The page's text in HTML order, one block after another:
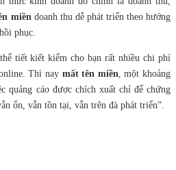
miềndoanh thu dễ phát triển theo hướng
phục.
tiết kiết kiểm cho bạn rất nhiều chi phí
Thì nay mất tên miền, một khoảng
quảng cáo được chích xuất chỉ để chứng
ổn, vẫn tồn tại, vẫn trên đà phát triển”.